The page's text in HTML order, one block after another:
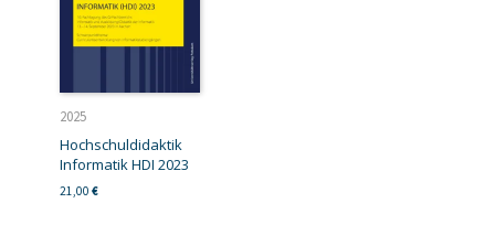
2025
Hochschuldidaktik
Informatik HDI 2023
21,00 €